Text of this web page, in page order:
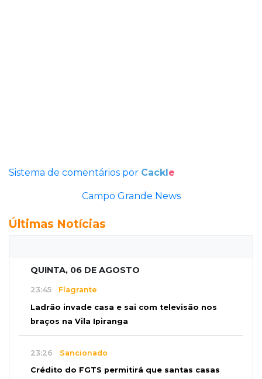
Sistema de comentários por Cackle
Campo Grande News
Últimas Notícias
QUINTA, 06 DE AGOSTO
23:45 Flagrante
Ladrão invade casa e sai com televisão nos
braços na Vila Ipiranga
23:26 Sancionado
Crédito do FGTS permitirá que santas casas